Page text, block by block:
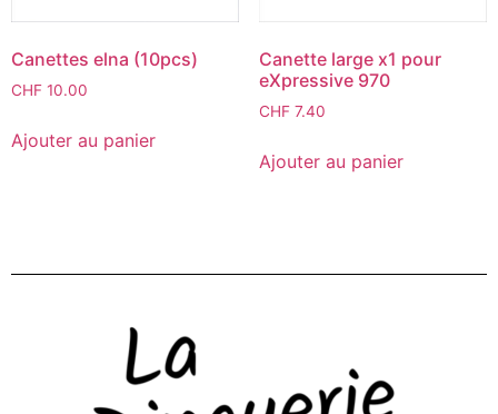
Canettes elna (10pcs)
CHF 10.00
Ajouter au panier
Canette large x1 pour
eXpressive 970
CHF7.40
Ajouter au panier